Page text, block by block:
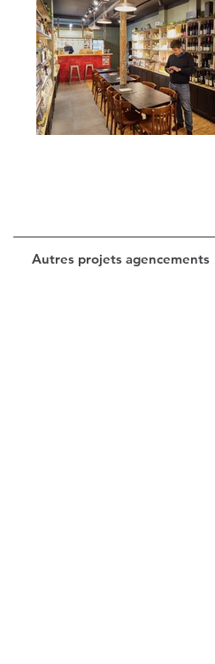
Autres projets agencements